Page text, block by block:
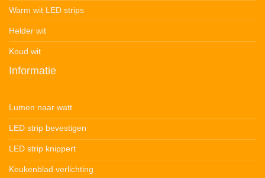
Warm wit LED strips
Helder wit
Koud wit
Informatie
Lumen naar watt
LED strip bevestigen
LED strip knippert
Keukenblad verlichting